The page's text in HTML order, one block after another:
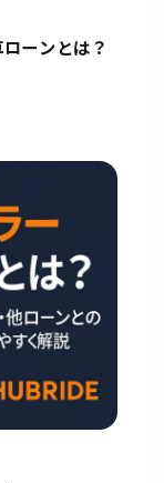
ーンとは？